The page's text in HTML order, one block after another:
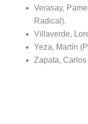
Verasay,
Radical).
Villaverde,
Yeza, Martín
Zapata,